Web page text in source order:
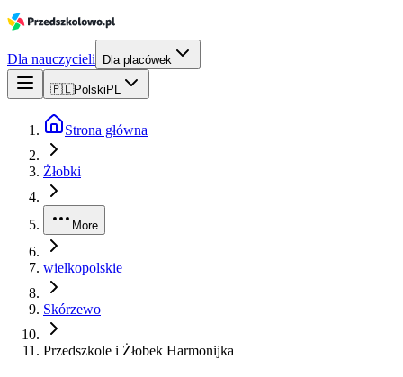
Dla nauczycieli Dla placówek
🇵🇱Polski PL
Strona główna
Żłobki
More
wielkopolskie
Skórzewo
Przedszkole i Żłobek Harmonijka